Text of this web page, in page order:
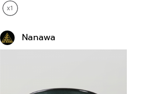
Nanawa